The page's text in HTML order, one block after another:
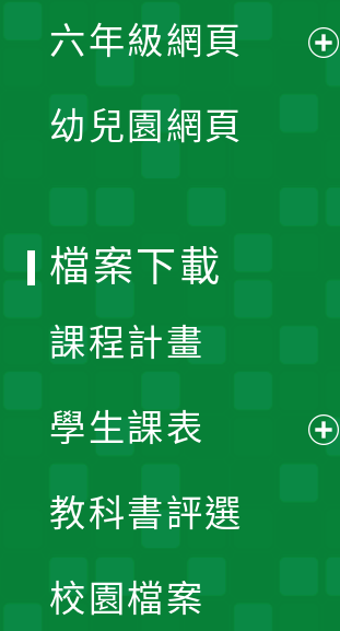
單
選
開
六年級網頁
幼兒園網頁
檔案下載
課程計畫
學生課表
教科書評選
校園檔案